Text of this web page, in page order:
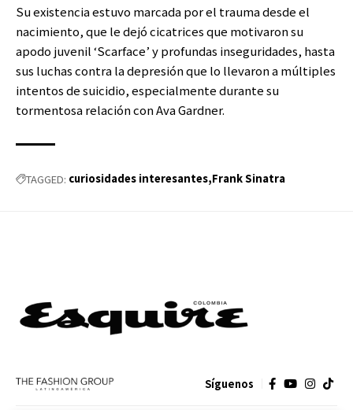
Su existencia estuvo marcada por el trauma desde el
nacimiento, que le dejó cicatrices que motivaron su
apodo juvenil ‘Scarface’ y profundas inseguridades, hasta
sus luchas contra la depresión que lo llevaron a múltiples
intentos de suicidio, especialmente durante su
tormentosa relación con Ava Gardner.
TAGGED: curiosidades interesantes Frank Sinatra
Síguenos